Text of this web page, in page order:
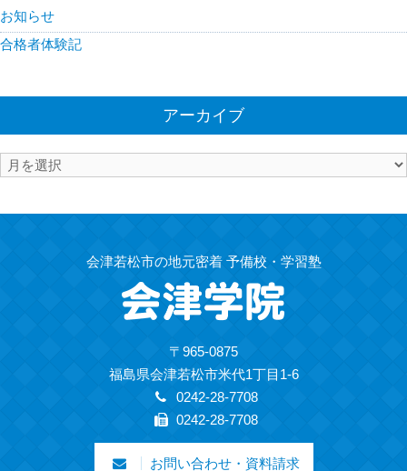
お知らせ
合格者体験記
アーカイブ
ア
会津若松市の地元密着 予備校・学習塾
〒965-0875
福島県会津若松市米代1丁目1-6
0242-28-7708
0242-28-7708
お問い合わせ・資料請求